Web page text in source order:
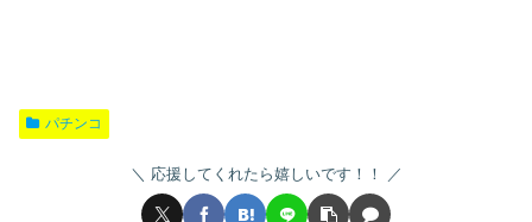
パチンコ
応援してくれたら嬉しいです！！